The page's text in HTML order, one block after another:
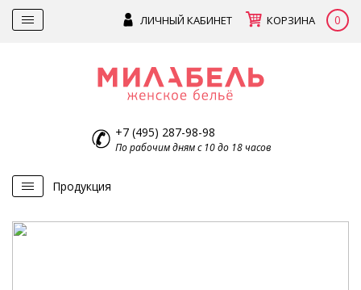
ЛИЧНЫЙ КАБИНЕТ КОРЗИНА 0
+7 (495) 287-98-98
По рабочим дням с 10 до 18 часов
Продукция